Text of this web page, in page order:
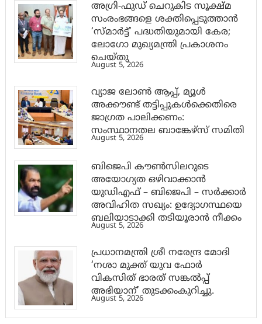
അഗ്രി-ഫുഡ് ചെറുകിട സൂക്ഷ്മ
സംരംഭങ്ങളെ ശക്തിപ്പെടുത്താന്‍
‘സ്മാര്‍ട്ട്’ പദ്ധതിയുമായി കേര;
ലോഗോ മുഖ്യമന്ത്രി പ്രകാശനം
ചെയ്തു
August 5, 2026
വ്യാജ ലോൺ ആപ്പ്, മ്യൂൾ
അക്കൗണ്ട് തട്ടിപ്പുകൾക്കെതിരെ
ജാ​ഗ്രത പാലിക്കണം:
സംസ്ഥാനതല ബാങ്കേഴ്സ് സമിതി
August 5, 2026
ബിജെപി കൗൺസിലറുടെ
അയോഗ്യത ഒഴിവാക്കാൻ
യുഡിഎഫ് – ബിജെപി – സർക്കാർ
അവിഹിത സഖ്യം: ഉദ്യോഗസ്ഥയെ
ബലിയാടാക്കി തടിയൂരാൻ നീക്കം
August 5, 2026
പ്രധാനമന്ത്രി ശ്രീ നരേന്ദ്ര മോദി
‘നശാ മുക്ത് യുവ ഫോർ
വികസിത് ഭാരത് സങ്കൽപ്പ്
അഭിയാന്’ തുടക്കംകുറിച്ചു.
August 5, 2026